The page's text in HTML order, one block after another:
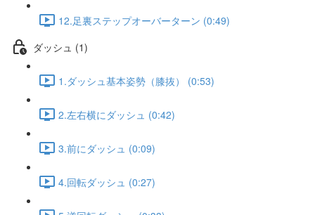
12.足裏ステップオーバーターン (0:49)
ダッシュ (1)
1.ダッシュ基本姿勢（膝抜） (0:53)
2.左右横にダッシュ (0:42)
3.前にダッシュ (0:09)
4.回転ダッシュ (0:27)